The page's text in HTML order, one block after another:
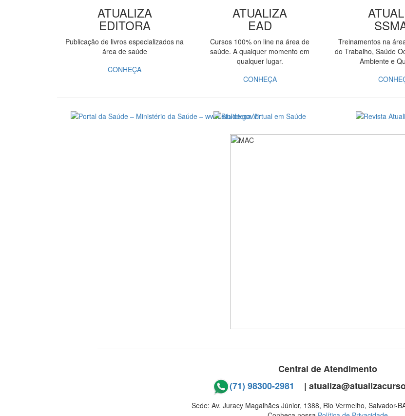
ATUALIZA
EDITORA
Publicação de livros especializados na
área de saúde
CONHEÇA
ATUALIZA
EAD
Cursos 100% on line na área de
saúde. A qualquer momento em
qualquer lugar.
CONHEÇA
Treinamentos na
do Trabalho, Saúde
Ambiente e
Central de Atendimento
(71) 98300-2981
|
Sede: Av. Juracy Magalhães Júnior, 1388, Rio Vermelho, Salvador-